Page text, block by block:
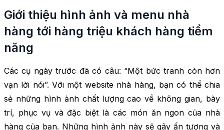
Giới thiệu hình ảnh và menu nhà
hàng tới hàng triệu khách hàng tiềm
năng
Các cụ ngày trước đã có câu: “Một bức tranh còn hơn
vạn lời nói”. Với một website nhà hàng, bạn có thể chia
sẻ những hình ảnh chất lượng cao về không gian, bày
trí, phục vụ và đặc biệt là các món ăn ngon của nhà
hàng của bạn. Những hình ảnh này sẽ gây ấn tượng và